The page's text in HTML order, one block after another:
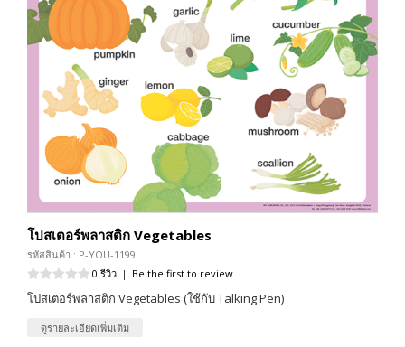
โปสเตอร์พลาสติก Vegetables
รหัสสินค้า : P-YOU-1199
0 รีวิว | Be the first to review
โปสเตอร์พลาสติก Vegetables (ใช้กับ Talking Pen)
ดูรายละเอียดเพิ่มเติม